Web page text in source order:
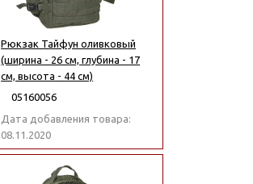
Рюкзак Тайфун оливковый
(ширина - 26 см, глубина - 17
см, высота - 44 см)
05160056
Дата добавления товара:
08.11.2020